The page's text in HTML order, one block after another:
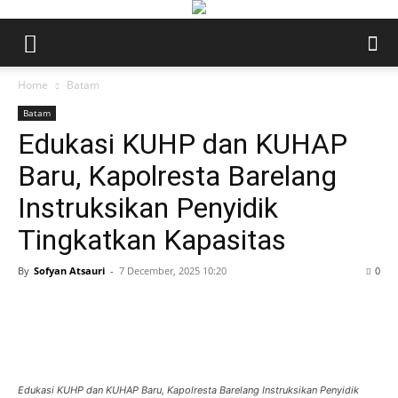
Home Batam
Batam
Edukasi KUHP dan KUHAP
Baru, Kapolresta Barelang
Instruksikan Penyidik
Tingkatkan Kapasitas
By Sofyan Atsauri - 7 December, 2025 10:20 0
Edukasi KUHP dan KUHAP Baru, Kapolresta Barelang Instruksikan Penyidik